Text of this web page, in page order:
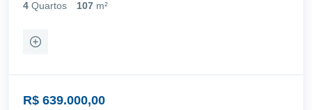
4 Quartos 107 m²
R$ 639.000,00